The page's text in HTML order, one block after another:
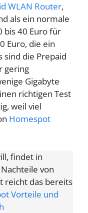
WLAN Router,
als ein normale
bis 40 Euro für
Euro, die ein
die Prepaid
gering
Gigabyte
richtigen Test
weil viel
Homespot
findet in
von
reicht das bereits
Vorteile und